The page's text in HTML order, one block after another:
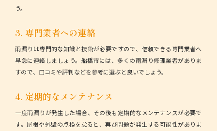
う。
3. 専門業者への連絡
雨漏りは専門的な知識と技術が必要ですので、信頼できる専門業者へ
早急に連絡しましょう。船橋市には、多くの雨漏り修理業者がありま
すので、 口コミや評判などを参考に選ぶと良いでしょう。
4. 定期的なメンテナンス
一度雨漏りが発生した場合、その後も定期的なメンテナンスが必要で
す。屋根や外壁の点検を怠ると、再び問題が発生する可能性がありま